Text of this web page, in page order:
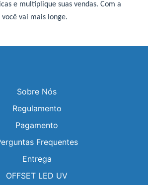
e multiplique suas vendas. Com a
você vai mais longe.
Sobre Nós
Regulamento
Pagamento
Frequentes
Entrega
OFFSET LED UV